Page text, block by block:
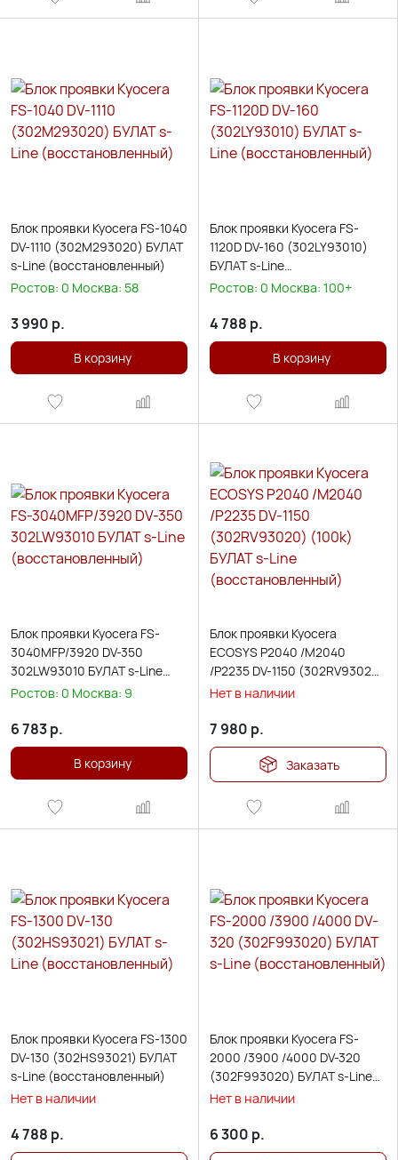
Блок проявки Kyocera FS-1040
DV-1110 (302M293020) БУЛАТ
s-Line (восстановленный)
Ростов: 0 Москва: 58
3 990 р.
В корзину
Блок проявки Kyocera FS-
1120D DV-160 (302LY93010)
БУЛАТ s-Line
(восстановленный)
Ростов: 0 Москва: 100+
4 788 р.
В корзину
Блок проявки Kyocera FS-
3040MFP/3920 DV-350
302LW93010 БУЛАТ s-Line
(восстановленный)
Ростов: 0 Москва: 9
6 783р.
В корзину
Блок проявки Kyocera
ECOSYS P2040 /M2040
/P2235 DV-1150 (302RV93020)
(100k) БУЛАТ s-Line
Нет в наличии
7 980 р.
Заказать
Блок проявки Kyocera FS-1300
DV-130 (302HS93021) БУЛАТ
s-Line (восстановленный)
Нет в наличии
4 788 р.
Блок проявки Kyocera FS-
2000 /3900 /4000 DV-320
(302F993020) БУЛАТ s-Line
(восстановленный)
Нет в наличии
6 300 р.